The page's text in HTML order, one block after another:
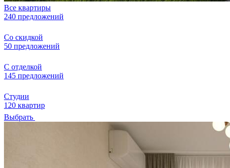
Все квартиры
240 предложений
Со скидкой
50 предложений
С отделкой
145 предложений
Студии
120 квартир
Выбрать